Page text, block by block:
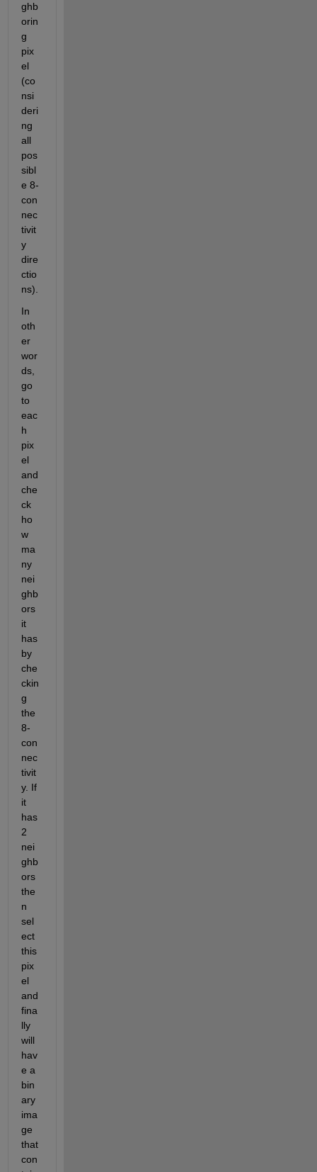
ghb
orin
g
pix
el
(co
nsi
deri
ng
all
pos
sibl
e 8-
con
nec
tivit
y
dire
ctio
ns).
In
oth
er
wor
ds,
go
to
eac
h
pix
el
and
che
ck
ho
w
ma
ny
nei
ghb
ors
it
has
by
che
ckin
g
the
8-
con
nec
tivit
y. If
it
has
2
nei
ghb
ors
the
n
sel
ect
this
pix
el
and
fina
lly
will
hav
e a
bin
ary
ima
ge
that
con